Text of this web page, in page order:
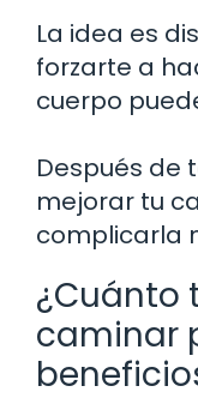
La idea es
forzarte a
cuerpo
Después de
mejorar tu
complicarla
¿Cuánto
caminar